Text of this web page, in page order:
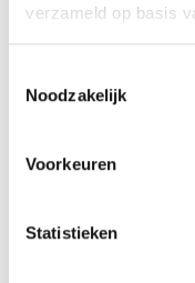
verzameld op basis
Noodzakelijk
Voorkeuren
Statistieken